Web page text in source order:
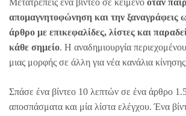
Μετατρέπεις ένα βίντεο σε κείμενο όταν
απομαγνητοφώνηση και την ξαναγράφεις
άρθρο με επικεφαλίδες, λίστες και
κάθε σημείο. Η αναδημιουργία
μιας μορφής σε άλλη για νέα κανάλια
Σπάσε ένα βίντεο 10 λεπτών σε ένα άρθρο
αποσπάσματα και μία λίστα ελέγχου. Ένα